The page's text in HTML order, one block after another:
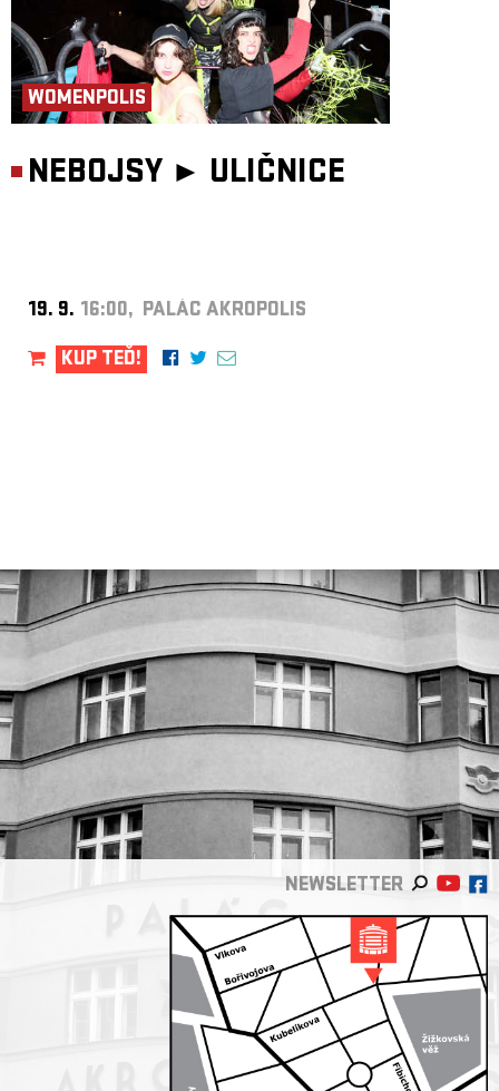
WOMENPOLIS
NEBOJSY ► ULIČNICE
19. 9. 16:00, PALÁC AKROPOLIS
KUP TEĎ!
NEWSLETTER